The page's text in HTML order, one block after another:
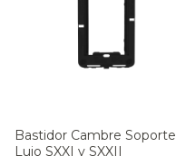
Bastidor Cambre Soporte
Lujo SXXI y SXXII